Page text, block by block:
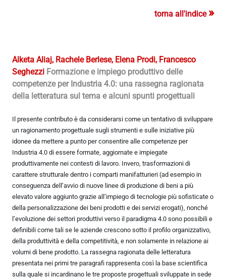
torna all'indice »
Alketa Aliaj, Rachele Berlese, Elena Prodi, Francesco
Seghezzi Formazione e impiego produttivo delle
competenze per Industria 4.0: una rassegna ragionata
della letteratura sul tema e alcuni spunti progettuali
Il presente contributo è da considerarsi come un tentativo di sviluppare
un ragionamento progettuale sugli strumenti e sulle iniziative più
idonee da mettere a punto per consentire alle competenze per
Industria 4.0 di essere formate, aggiornate e impiegate
produttivamente nei contesti di lavoro. Invero, trasformazioni di
carattere strutturale dentro i comparti manifatturieri (ad esempio in
conseguenza dell’avvio di nuove linee di produzione di beni a più
elevato valore aggiunto grazie all’impiego di tecnologie più sofisticate o
della personalizzazione dei beni prodotti e dei servizi erogati), nonché
l’evoluzione dei settori produttivi verso il paradigma 4.0 sono possibili e
definibili come tali se le aziende crescono sotto il profilo organizzativo,
della produttività e della competitività, e non solamente in relazione ai
volumi di bene prodotto. La rassegna ragionata delle letteratura
presentata nei primi tre paragrafi rappresenta così la base scientifica
sulla quale si incardinano le tre proposte progettuali sviluppate in sede